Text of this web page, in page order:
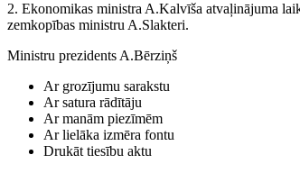
2. Ekonomikas ministra A.Kalvīša atvaļinājuma
zemkopības ministru A.Slakteri.
Ministru prezidents A.Bērziņš
Ar grozījumu sarakstu
Ar satura rādītāju
Ar manām piezīmēm
Ar lielāka izmēra fontu
Drukāt tiesību aktu